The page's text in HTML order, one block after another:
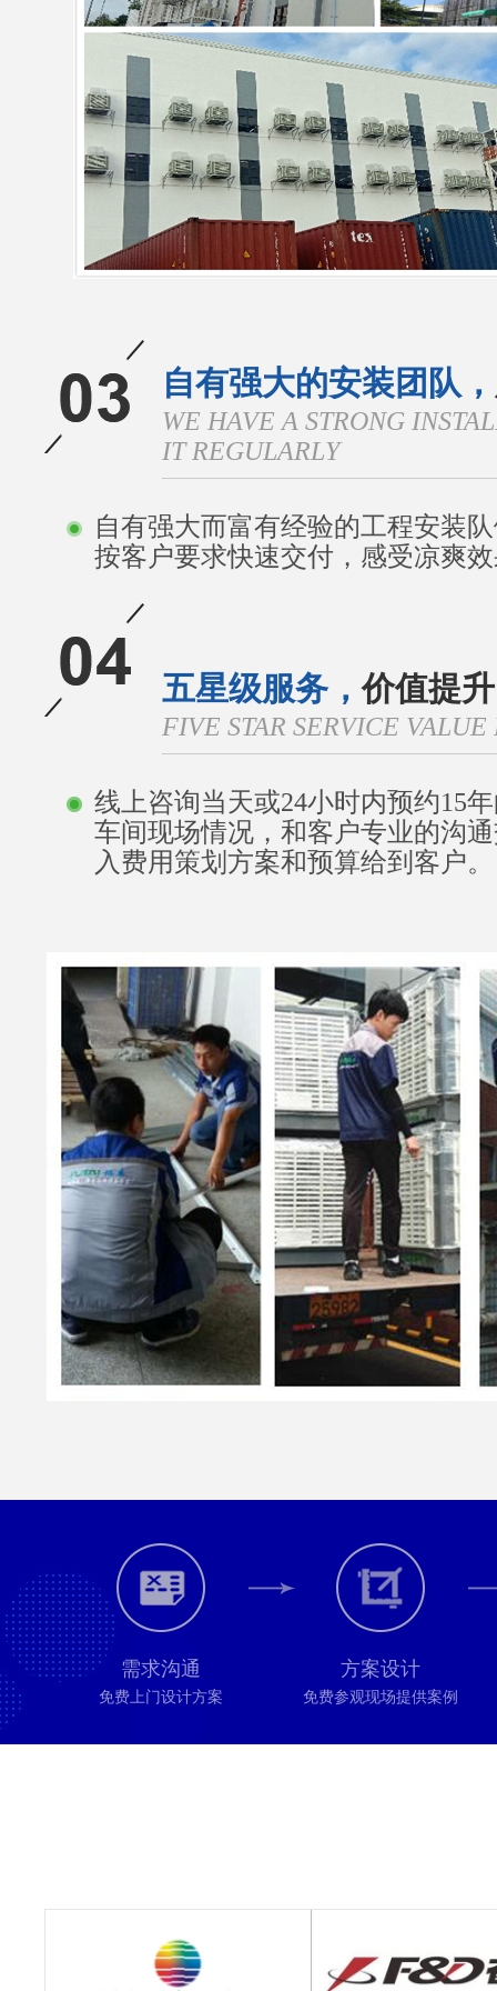
自有强大的安装团队，
WE HAVE A STRONG
IT REGULARLY
自有强大而富有经验的工程安装
按客户要求快速交付，感受凉爽
五星级服务，价值提升
FIVE STAR SERVICE
线上咨询当天或24小时内预约15
车间现场情况，和客户专业的沟
入费用策划方案和预算给到客户。
需求沟通
免费上门设计方案
方案设计
免费参观现场提供案例